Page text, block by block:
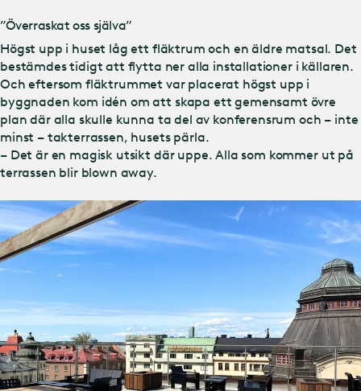
”Överraskat oss själva”
Högst upp i huset låg ett fläktrum och en äldre matsal. Det
bestämdes tidigt att flytta ner alla installationer i källaren.
Och eftersom fläktrummet var placerat högst upp i
byggnaden kom idén om att skapa ett gemensamt övre
plan där alla skulle kunna ta del av konferensrum och – inte
minst – takterrassen, husets pärla.
– Det är en magisk utsikt där uppe. Alla som kommer ut på
terrassen blir blown away.